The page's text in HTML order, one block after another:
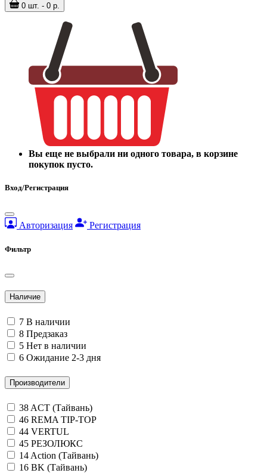
0 шт. - 0 р.
Вы еще не выбрали ни одного товара, в корзине
покупок пусто.
Вход/Регистрация
Авторизация Регистрация
Фильтр
Наличие
7 В наличии
8 Предзаказ
5 Нет в наличии
6 Ожидание 2-3 дня
Производители
38 ACT (Тайвань)
46 REMA TIP-TOP
44 VERTUL
45 РЕЗОЛЮКС
14 Action (Тайвань)
16 BK (Тайвань)